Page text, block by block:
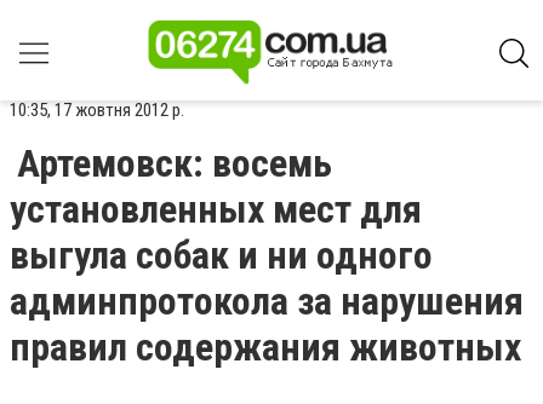
10:35, 17 жовтня 2012 р.
Артемовск: восемь
установленных мест для
выгула собак и ни одного
админпротокола за нарушения
правил содержания животных